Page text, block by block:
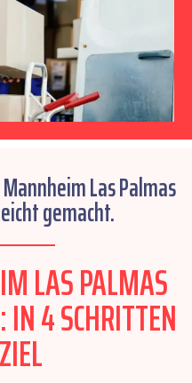
Las Palmas
gemacht.
LAS PALMAS
4 SCHRITTEN